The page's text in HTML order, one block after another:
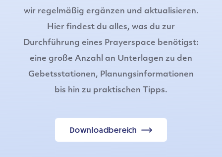
wir regelmäßig ergänzen und aktualisieren.
Hier findest du alles, was du zur
Durchführung eines Prayerspace benötigst:
eine große Anzahl an Unterlagen zu den
Gebetsstationen, Planungsinformationen
bis hin zu praktischen Tipps.
Downloadbereich